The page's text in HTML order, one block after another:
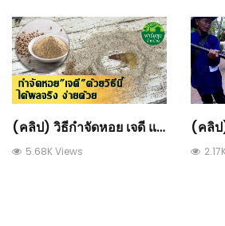
(คลิป) วิธีกำจัดหอย เจดี แบบง่าย และได้ผลจริง ไม่เป็นอันตรายต่อผัก : วีดีโอ เกษตร
5.68K Views